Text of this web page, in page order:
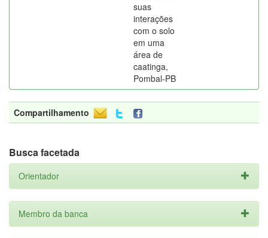
suas
interações
com o solo
em uma
área de
caatinga,
Pombal-PB
Compartilhamento
Busca facetada
Orientador
Membro da banca